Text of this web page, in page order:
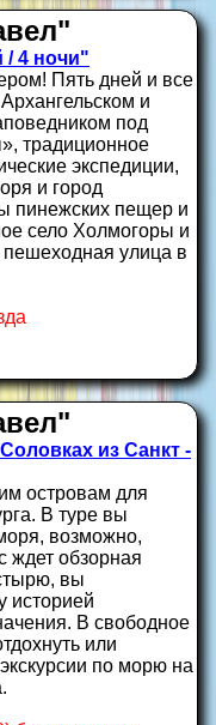
/ 4 ночи"
Пять дней и все
и
под
традиционное
экспедиции,
и город
пинежских пещер и
село Холмогоры и
улица в
из Санкт -
островам для
В туре вы
возможно,
ждет обзорная
вы
историей
В свободное
или
по морю на